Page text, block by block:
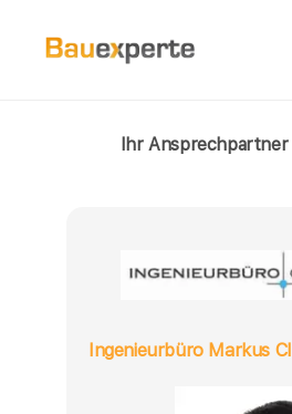
Ihr Ansprechpartner
Ingenieurbüro Markus